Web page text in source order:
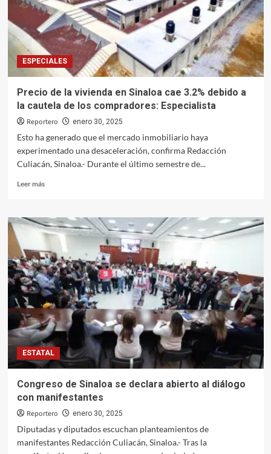
para
el
beneficio
de
todos
sus
habitantes
ESPECIALES
Precio de la vivienda en Sinaloa cae 3.2% debido a
la cautela de los compradores: Especialista
Reportero enero 30, 2025
Esto ha generado que el mercado inmobiliario haya
experimentado una desaceleración, confirma Redacción
Culiacán, Sinaloa.- Durante el último semestre de...
Leer másLeer
Precio
de
la
vivienda
en
Sinaloa
cae
3.2%
debido
a
la
cautela
de
los
Especialista
ESTATAL
Congreso de Sinaloa se declara abierto al diálogo
con manifestantes
Reportero enero 30, 2025
Diputadas y diputados escuchan planteamientos de
manifestantes Redacción Culiacán, Sinaloa.- Tras la